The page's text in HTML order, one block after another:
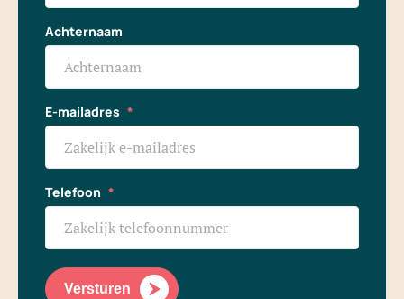
Achternaam
E-mailadres *
Telefoon *
Versturen